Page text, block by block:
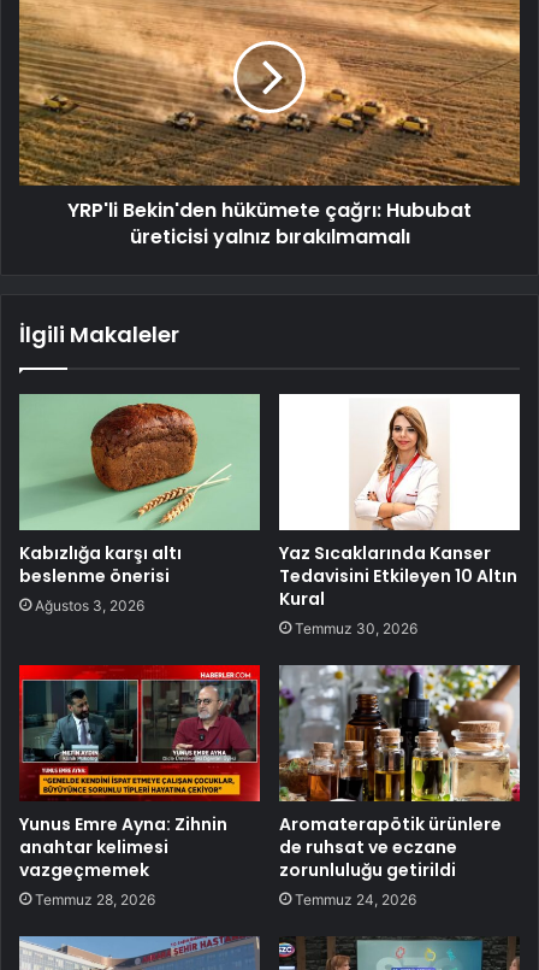
YRP'li Bekin'den hükümete çağrı: Hububat
üreticisi yalnız bırakılmamalı
İlgili Makaleler
Kabızlığa karşı altı
beslenme önerisi
Ağustos 3, 2026
Yaz Sıcaklarında Kanser
Tedavisini Etkileyen 10 Altın
Kural
Temmuz 30, 2026
Yunus Emre Ayna: Zihnin
anahtar kelimesi
vazgeçmemek
Temmuz 28, 2026
Aromaterapötik ürünlere
de ruhsat ve eczane
zorunluluğu getirildi
Temmuz 24, 2026